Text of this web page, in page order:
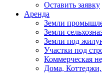
Оставить заявку
Аренда
Земли
Земли
Земли под
Участки под
Коммерческая
Дома,